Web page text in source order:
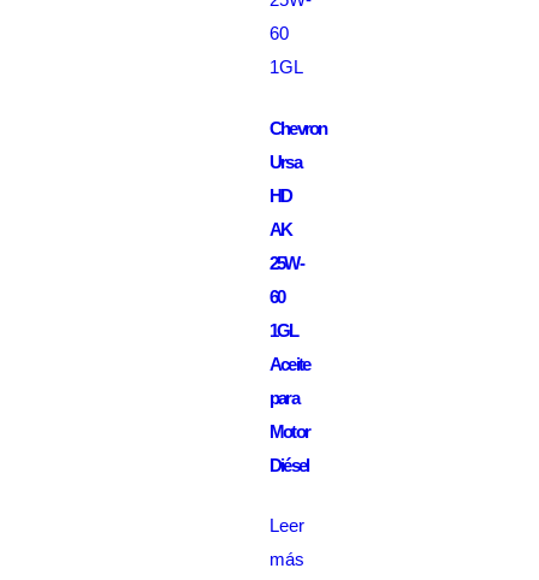
Chevron
Ursa
HD
AK
25W-
60
1GL
Aceite
para
Motor
Diésel
Leer
más